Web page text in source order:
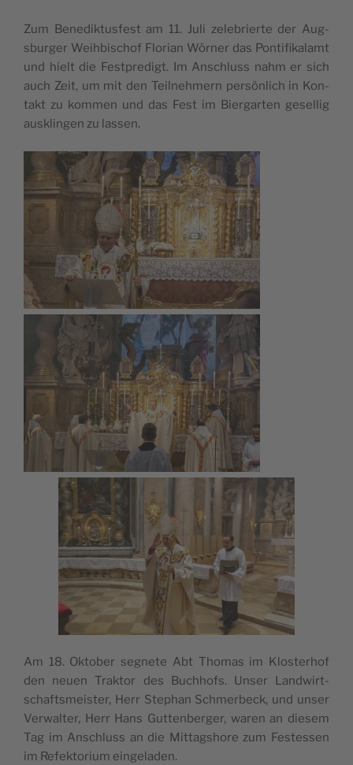
Zum Bene­dik­tus­fest am 11. Juli zele­brierte der Aug­
sbur­ger Weih­bi­schof Flo­rian Wör­ner das Pon­ti­fi­ka­lamt
und hielt die Fest­pre­digt. Im Anschluss nahm er sich
auch Zeit, um mit den Teil­neh­mern persön­lich in Kon­
takt zu kom­men und das Fest im Bier­gar­ten gesel­lig
ausk­lin­gen zu lassen.
Am 18. Okto­ber segnete Abt Tho­mas im Klos­te­rhof
den neuen Trak­tor des Buch­hofs. Unser Land­wirt­
schafts­meis­ter, Herr Ste­phan Schmer­beck, und unser
Ver­wal­ter, Herr Hans Gut­ten­ber­ger, waren an die­sem
Tag im Anschluss an die Mit­tag­shore zum Fes­tes­sen
im Refek­to­rium eingeladen.